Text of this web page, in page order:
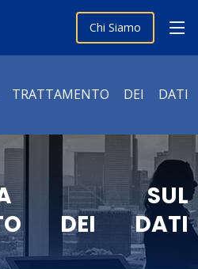
Chi Siamo
TRATTAMENTO DEI DATI
SUL
DEI DATI